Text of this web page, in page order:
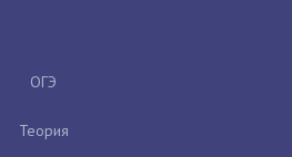
ОГЭ
Теория